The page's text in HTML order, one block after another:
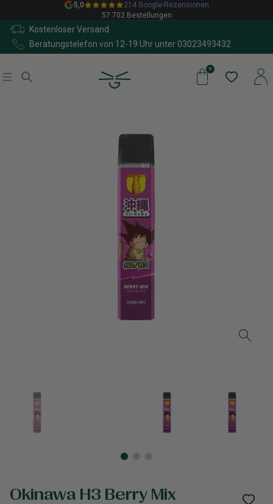
5,0
214 Google-Rezensionen
57.702 Bestellungen
Kostenloser Versand
Beratungstelefon von 12-19 Uhr unter 03023493432
Okinawa H3 Berry Mix